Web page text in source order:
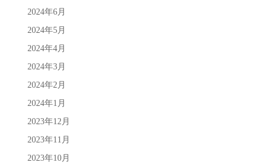
2024年6月
2024年5月
2024年4月
2024年3月
2024年2月
2024年1月
2023年12月
2023年11月
2023年10月